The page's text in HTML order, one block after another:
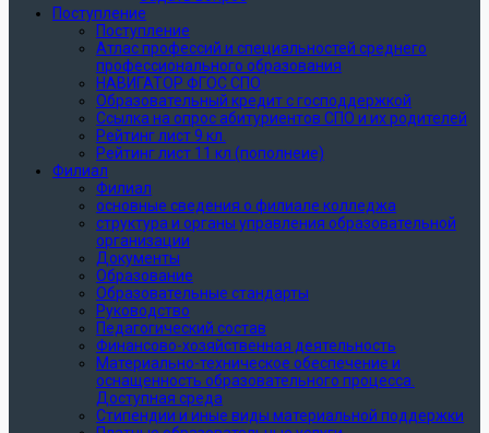
Поступление
Поступление
Атлас профессий и специальностей среднего
профессионального образования
НАВИГАТОР ФГОС СПО
Образовательный кредит с господдержкой
Ссылка на опрос абитуриентов СПО и их родителей
Рейтинг лист 9 кл.
Рейтинг лист 11 кл (пополнеие)
Филиал
Филиал
основные сведения о филиале колледжа
структура и органы управления образовательной
организации
Документы
Образование
Образовательные стандарты
Руководство
Педагогический состав
Финансово-хозяйственная деятельность
Материально-техническое обеспечение и
оснащенность образовательного процесса.
Доступная среда
Стипендии и иные виды материальной поддержки